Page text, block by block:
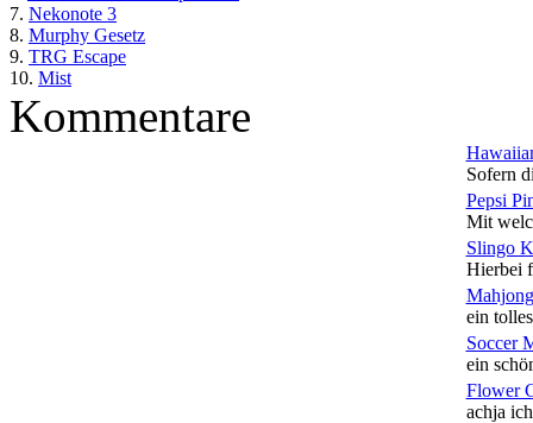
7. Nekonote 3
8. Murphy Gesetz
9. TRG Escape
10. Mist
Kommentare
Sofern
Pepsi
Mit
Slingo
Hierbei
ein
Soccer
ein
Flower
achja